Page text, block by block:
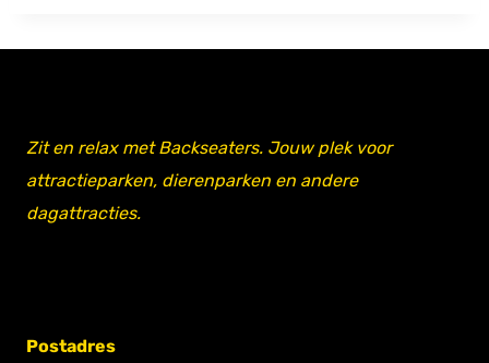
Zit en relax met Backseaters. Jouw plek voor
attractieparken, dierenparken en andere
dagattracties.
Postadres